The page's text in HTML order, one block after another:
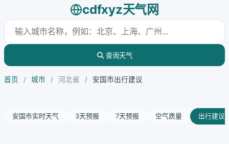
cdfxyz天气网
查询天气
首页 / 城市 / 河北省 / 安国市出行建议
安国市实时天气 3天预报 7天预报 空气质量 出行建议